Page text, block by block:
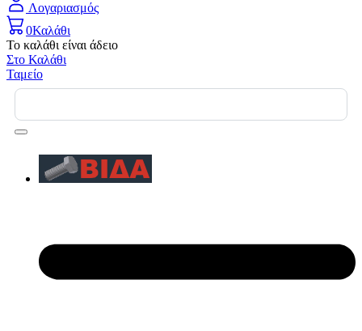
Λογαριασμός
0Καλάθι
Το καλάθι είναι άδειο
Στο Καλάθι
Ταμείο